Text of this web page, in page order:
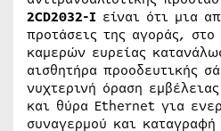
2CD2032-I είναι ότι μια
προτάσεις της αγοράς,
καμερών ευρείας
αισθητήρα προοδευτικής
νυχτερινή όραση
και θύρα Ethernet για
συναγερμού και